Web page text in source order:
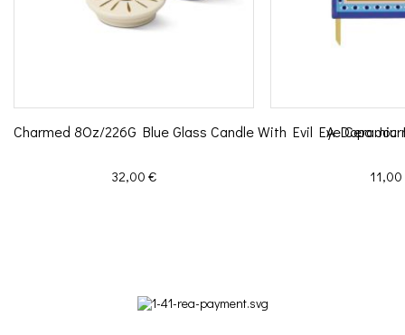
Charmed 8Oz/226G Blue Glass Candle With Evil Eye
Prix
32,00 €
A Dopo
Prix